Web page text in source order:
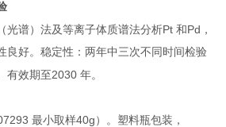
光谱）法及等离子体质谱法分析Pt 和Pd ，
良好。 稳定性：两年中三次不同时间检验
有效期至2030 年。
最小取样40g ）。塑料瓶包装，